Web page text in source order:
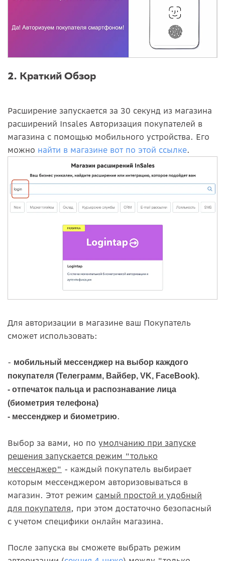
2. Краткий Обзор
Расширение запускается за 30 секунд из магазина
расширений Insales Авторизация покупателей в
магазина с помощью мобильного устройства. Его
можно найти в магазине вот по этой ссылке.
Для авторизации в магазине ваш Покупатель
сможет использовать:
- мобильный мессенджер на выбор каждого
покупателя (Телеграмм, Вайбер, VK, FaceBook).
- отпечаток пальца и распознавание лица
(биометрия телефона)
- мессенджер и биометрию.
Выбор за вами, но по умолчанию при запуске
решения запускается режим "только
мессенджер" - каждый покупатель выбирает
которым мессенджером авторизовываться в
магазин. Этот режим самый простой и удобный
для покупателя, при этом достаточно безопасный
с учетом специфики онлайн магазина.
После запуска вы сможете выбрать режим